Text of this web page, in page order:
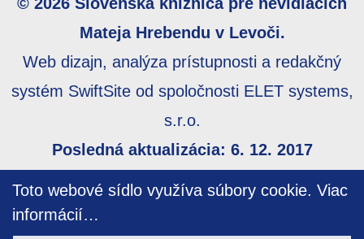
Toto webové sídlo využíva súbory cookie. Viac
informácií…
Mateja Hrebendu v Levoči.
Web dizajn, analýza prístupnosti a redakčný
systém SwiftSite od spoločnosti ELET systems,
s.r.o.
Posledná aktualizácia: 6. 12. 2017
prístupnosti